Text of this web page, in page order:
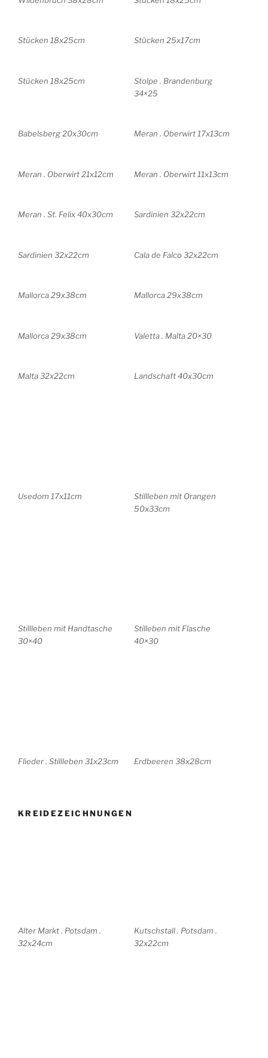
Stücken 18x25cm Stücken 25x17cm
Stücken 18x25cm
Stolpe . Brandenburg
34×25
Babelsberg 20x30cm Meran . Oberwirt 17x13cm
Meran . Oberwirt 21x12cm Meran . Oberwirt 11x13cm
Meran . St. Felix 40x30cm Sardinien 32x22cm
Sardinien 32x22cm Cala de Falco 32x22cm
Mallorca 29x38cm Mallorca 29x38cm
Mallorca 29x38cm Valetta . Malta 20×30
Malta 32x22cm Landschaft 40x30cm
32x24cm
32x22cm
38x27cm
Museum Barberini . 30×20
ABSTRAKTIONEN
abstrakt-Domäne-1 19×20 abstrakt-Domäne-2 19×20